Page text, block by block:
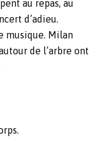
au repas, au
d’adieu.
musique. Milan
de l’arbre ont